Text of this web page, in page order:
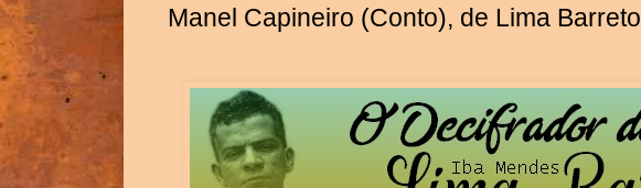
Manel Capineiro (Conto), de Lima Barreto